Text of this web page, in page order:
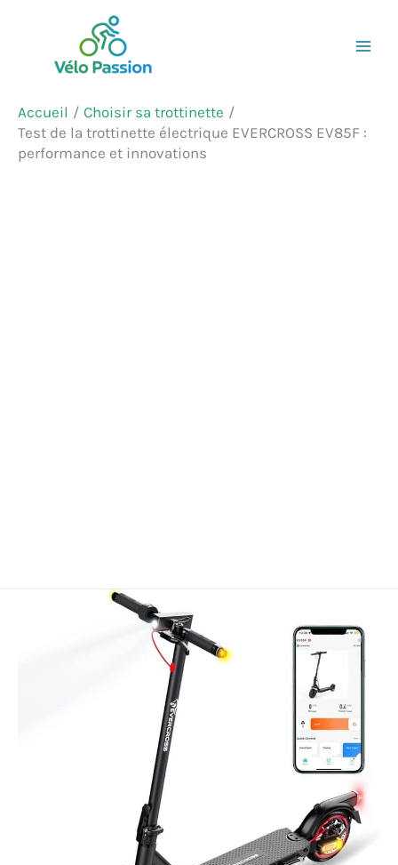
contenu
Accueil
Choisir sa trottinette
Test de la trottinette électrique EVERCROSS EV85F :
performance et innovations